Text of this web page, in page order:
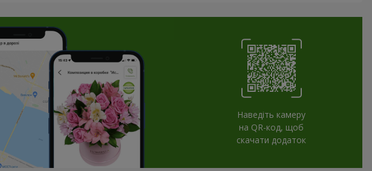
Наведіть камеру
на QR-код, щоб
скачати додаток